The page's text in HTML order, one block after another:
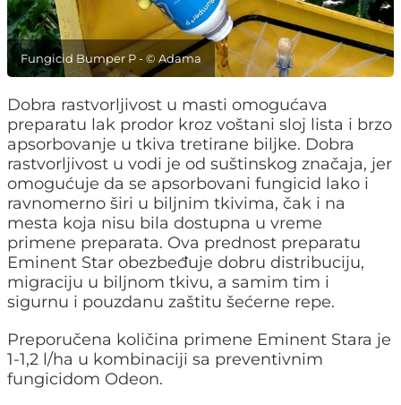
Fungicid Bumper P - © Adama
Dobra rastvorljivost u masti omogućava
preparatu lak prodor kroz voštani sloj lista i brzo
apsorbovanje u tkiva tretirane biljke. Dobra
rastvorljivost u vodi je od suštinskog značaja, jer
omogućuje da se apsorbovani fungicid lako i
ravnomerno širi u biljnim tkivima, čak i na
mesta koja nisu bila dostupna u vreme
primene preparata. Ova prednost preparatu
Eminent Star obezbeđuje dobru distribuciju,
migraciju u biljnom tkivu, a samim tim i
sigurnu i pouzdanu zaštitu šećerne repe.
Preporučena količina primene Eminent Stara je
1-1,2 l/ha u kombinaciji sa preventivnim
fungicidom Odeon.